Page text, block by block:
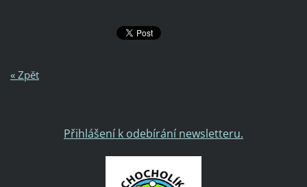
« Zpět
Přihlášení k odebírání newsletteru.